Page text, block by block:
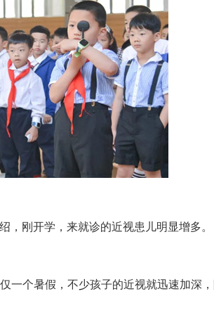
刚开学，来就诊的近视患儿明显增多。
个暑假，不少孩子的近视就迅速加深